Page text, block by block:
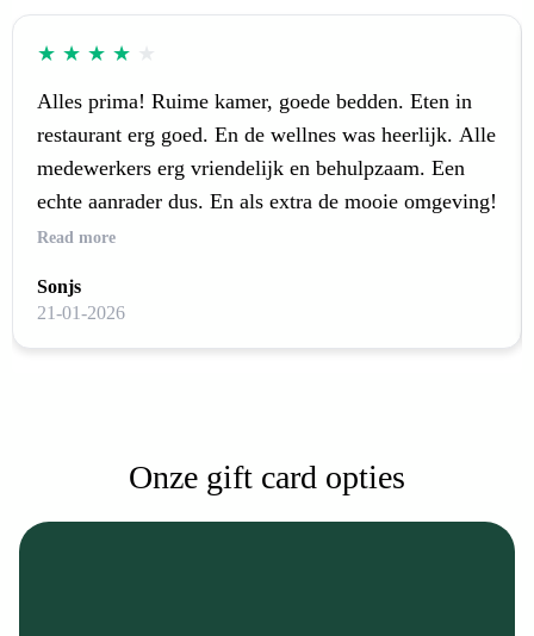
★ ★ ★ ★
Alles prima! Ruime kamer, goede bedden. Eten in
restaurant erg goed. En de wellnes was heerlijk. Alle
medewerkers erg vriendelijk en behulpzaam. Een
echte aanrader dus. En als extra de mooie omgeving!
Read more
Sonjs
21-01-2026
Onze gift card opties